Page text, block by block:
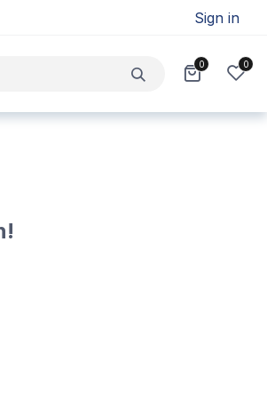
Sign in
0 0